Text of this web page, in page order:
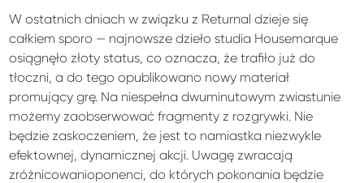
W ostatnich dniach w związku z Returnal dzieje się
całkiem sporo — najnowsze dzieło studia Housemarque
osiągnęło złoty status, co oznacza, że trafiło już do
tłoczni, a do tego opublikowano nowy materiał
promujący grę. Na niespełna dwuminutowym zwiastunie
możemy zaobserwować fragmenty z rozgrywki. Nie
będzie zaskoczeniem, że jest to namiastka niezwykle
efektownej, dynamicznej akcji. Uwagę zwracają
zróżnicowanioponenci, do których pokonania będzie